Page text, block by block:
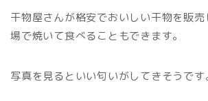
干物屋さんが格安でおいしい干物を販
場で焼いて食べることもできます。
写真を見るといい匂いがしてきそうです